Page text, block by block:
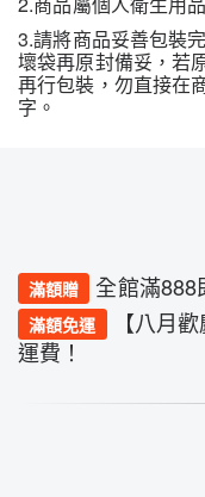
3.請將商品妥善包裝
壞袋再原封備妥，若
再行包裝，勿直接在
字。
滿額贈 全館滿888
滿額免運
【八月
運費！